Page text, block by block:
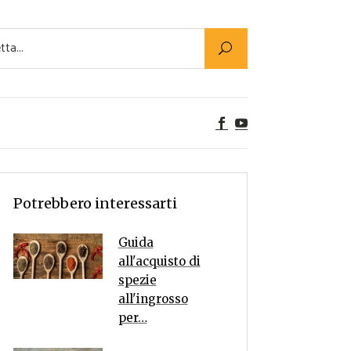
Utility
Alimenti
Rumors
Potrebbero interessarti
Guida
all'acquisto di
spezie
all'ingrosso
per…